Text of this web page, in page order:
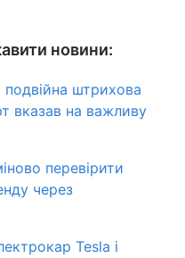
новини:
штрихова
вказав на важливу
перевірити
через
Tesla і